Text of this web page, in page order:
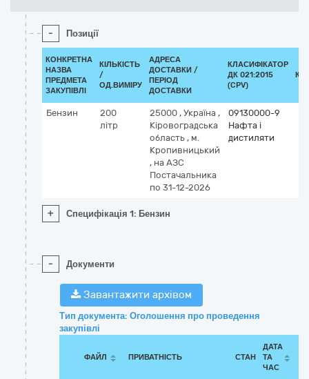
- Позиції
КОНКРЕТНА
НАЗВА
ПРЕДМЕТА
ЗАКУПІВЛІ
КІЛЬКІСТЬ
/
ОД.ВИМІРУ
АДРЕСА
ДОСТАВКИ /
ПЕРІОД
ДОСТАВКИ
КЛАСИФІКАТОР
ДК 021:2015
(CPV)
Бензин
200
літр
25000 , Україна ,
Кіровоградська
область , м.
Кропивницький
, на АЗС
Постачальника
по 31-12-2026
09130000-9
Нафта і
дистиляти
+ Специфікація 1: Бензин
- Документи
Завантажити архівом
Тип документа: Оголошення про проведення
закупівлі
ФАЙЛ ПРИВАТНІСТЬ СТАН
ДАТА
ТА
ЧАС